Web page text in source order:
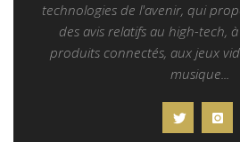
technologies de l'avenir, qui
des avis relatifs au high-tech,
produits connectés, aux jeux
musique...